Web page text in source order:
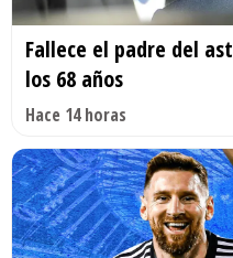
Fallece el padre del
los 68 años
Hace 14 horas